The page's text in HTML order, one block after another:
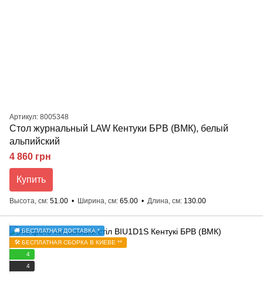
Артикул: 8005348
Стол журнальный LAW Кентуки БРВ (ВМК), белый
альпийский
4 860 грн
Купить
Высота, см 51.00 Ширина, см 65.00 Длина, см 130.00
🚚 БЕСПЛАТНАЯ ДОСТАВКА *
🛠️ БЕСПЛАТНАЯ СБОРКА В КИЕВЕ **
4
4